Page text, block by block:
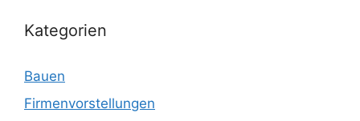
Kategorien
Bauen
Firmenvorstellungen